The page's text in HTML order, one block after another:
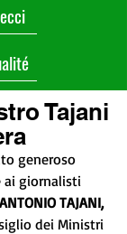
Tajani
generoso
ai giornalisti
ANTONIO TAJANI,
dei Ministri